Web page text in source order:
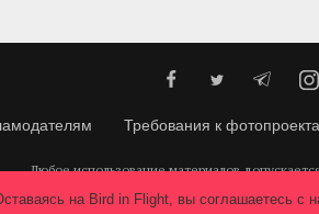
Требования к
Любое использование материалов
© 2026, Bird In Flight.
Все
на Bird in Flight, вы соглашаетесь с